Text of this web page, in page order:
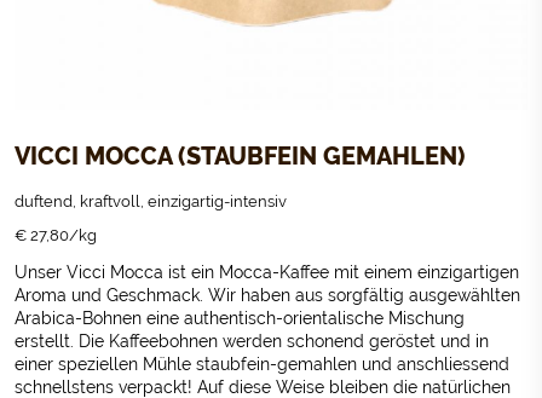
VICCI MOCCA (STAUBFEIN GEMAHLEN)
duftend, kraftvoll, einzigartig-intensiv
€ 27,80/kg
Unser Vicci Mocca ist ein Mocca-Kaffee mit einem einzigartigen
Aroma und Geschmack. Wir haben aus sorgfältig ausgewählten
Arabica-Bohnen eine authentisch-orientalische Mischung
erstellt. Die Kaffeebohnen werden schonend geröstet und in
einer speziellen Mühle staubfein-gemahlen und anschliessend
schnellstens verpackt! Auf diese Weise bleiben die natürlichen